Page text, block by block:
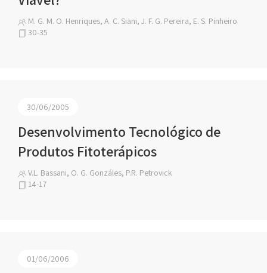
M. G. M. O. Henriques, A. C. Siani, J. F. G. Pereira, E. S. Pinheiro
30-35
30/06/2005
Desenvolvimento Tecnológico de
Produtos Fitoterápicos
V.L. Bassani, O. G. Gonzáles, P.R. Petrovick
14-17
01/06/2006